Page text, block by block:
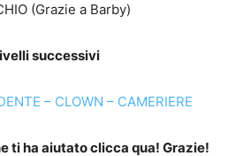
(Grazie a Barby)
successivi
– CLOWN – CAMERIERE
ti ha aiutato clicca qua! Grazie!